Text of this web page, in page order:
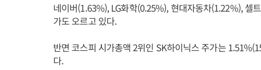
네이버(1.63%), LG화학(0.25%), 현대자동차(1.22%), 셀
가도 오르고 있다.
반면 코스피 시가총액 2위인 SK하이닉스 주가는
다.